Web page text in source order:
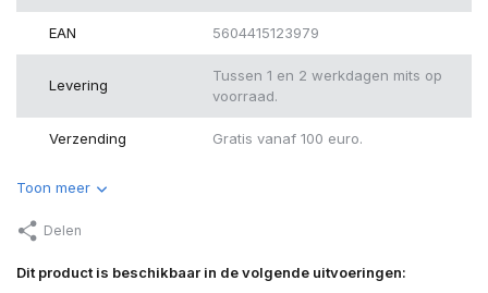
EAN 5604415123979
Levering
Tussen 1 en 2 werkdagen mits op
voorraad.
Verzending Gratis vanaf 100 euro.
Toon meer
Delen
Dit product is beschikbaar in de volgende uitvoeringen: